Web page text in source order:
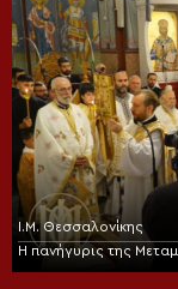
Ι.Μ. Θεσσαλονίκης
Η πανήγυρις της